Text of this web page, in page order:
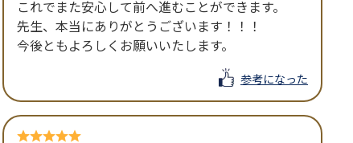
これでまた安心して前へ進むことができます。
先生、本当にありがとうございます！！！
今後ともよろしくお願いいたします。
参考になった